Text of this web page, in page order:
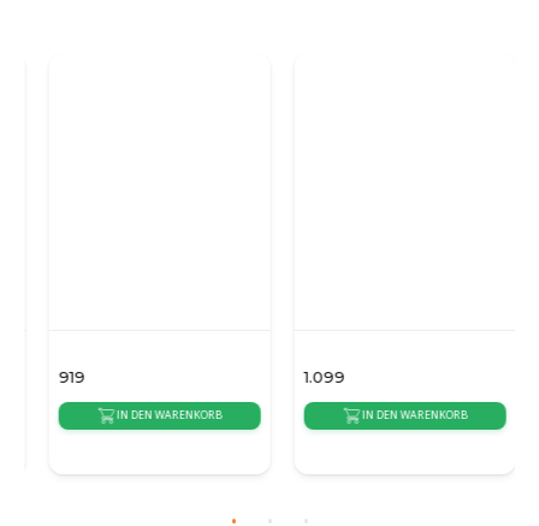
919
IN DEN WARENKORB
{auto_delivery_time}
1.099
IN DEN WARENKORB
{auto_delivery_time}